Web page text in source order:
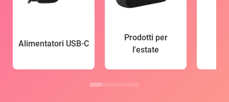
Alimentatori USB-C
Prodotti per
l'estate